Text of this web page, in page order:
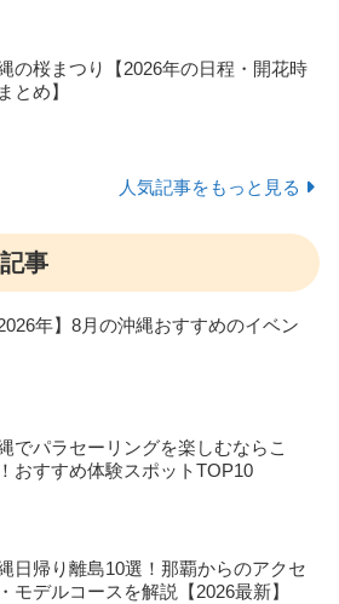
の桜まつり【2026年の日程・開花時
とめ】
人気記事をもっと見る
事
2026年】8月の沖縄おすすめのイベン
でパラセーリングを楽しむならこ
おすすめ体験スポットTOP10
日帰り離島10選！那覇からのアクセ
モデルコースを解説【2026最新】